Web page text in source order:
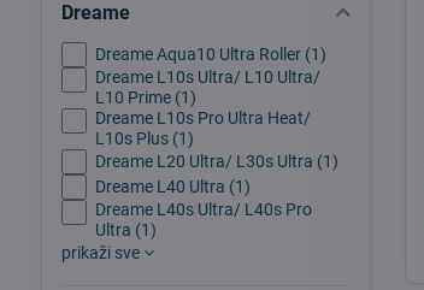
Dreame
Dreame Aqua10 Ultra Roller (1)
Dreame L10s Ultra/ L10 Ultra/
L10 Prime (1)
Dreame L10s Pro Ultra Heat/
L10s Plus (1)
Dreame L20 Ultra/ L30s Ultra (1)
Dreame L40 Ultra (1)
Dreame L40s Ultra/ L40s Pro
Ultra (1)
prikaži sve